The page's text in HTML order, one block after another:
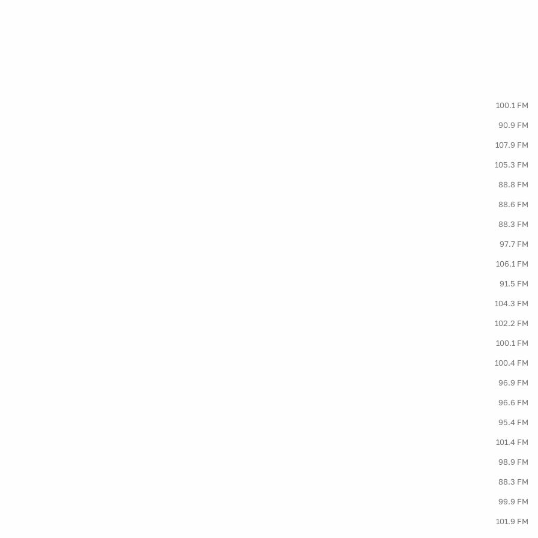
100.1 FM
90.9 FM
107.9 FM
105.3 FM
88.8 FM
88.6 FM
88.3 FM
97.7 FM
106.1 FM
91.5 FM
104.3 FM
102.2 FM
100.1 FM
100.4 FM
96.9 FM
96.6 FM
95.4 FM
101.4 FM
98.9 FM
88.3 FM
99.9 FM
101.9 FM